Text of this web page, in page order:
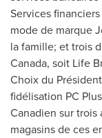
Services
mode de marque
la famille; et trois
Canada, soit Life
Choix du Président
fidélisation PC Plus
Canadien sur trois
magasins de ces